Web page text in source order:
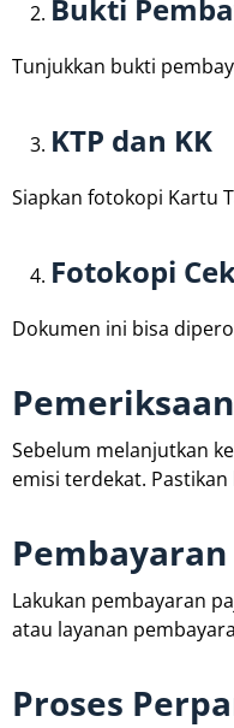
Bukti
Tunjukkan bukti
KTP dan KK
Siapkan fotokopi Kartu
Fotokopi
Dokumen ini bisa
Sebelum melanjutkan
emisi terdekat.
Lakukan pembayaran
atau layanan
Proses